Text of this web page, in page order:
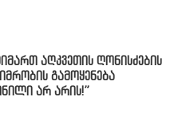
აღკვეთის ღონისძების
გამოყენება
არ არის!”